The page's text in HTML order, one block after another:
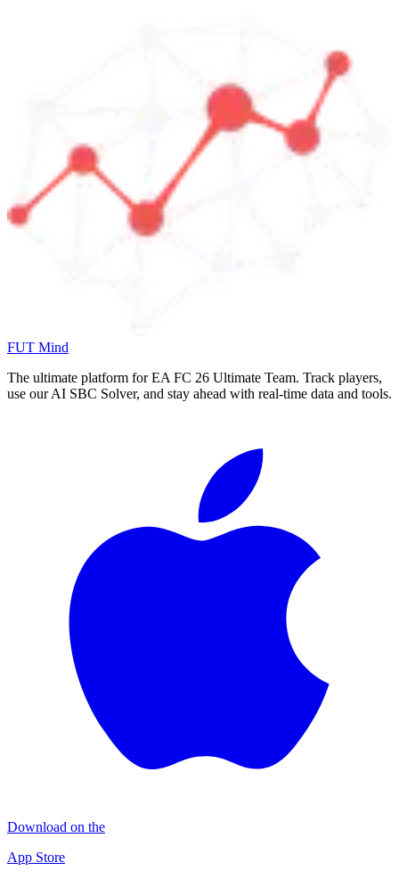
FUT Mind
The ultimate platform for EA FC 26 Ultimate Team. Track players,
use our AI SBC Solver, and stay ahead with real-time data and tools.
Download on the
App Store